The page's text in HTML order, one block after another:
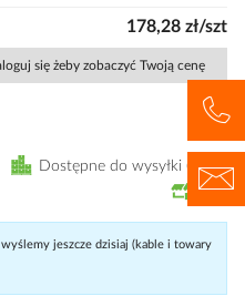
178,28 zł/szt
się żeby zobaczyć Twoją cenę
Dostępne do wysyłki 3 szt
jeszcze dzisiaj (kable i towary